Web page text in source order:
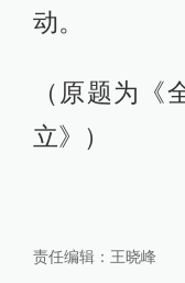
动。
（原题为《
立》）
责任编辑： 王晓峰